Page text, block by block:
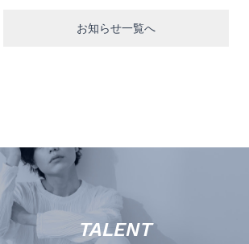
お知らせ一覧へ
TALENT